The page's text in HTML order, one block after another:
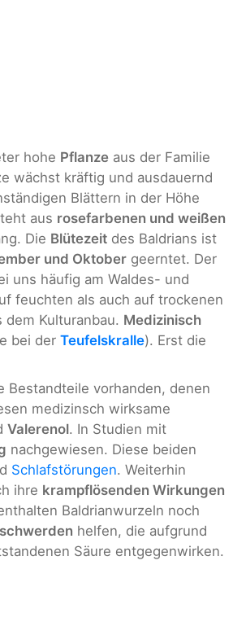
hohe Pflanze aus der Familie
wächst kräftig und ausdauernd
Blättern in der Höhe
aus rosefarbenen und weißen
Die Blütezeit des Baldrians ist
und Oktober geerntet. Der
uns häufig am Waldes- und
feuchten als auch auf trockenen
dem Kulturanbau. Medizinisch
bei der Teufelskralle). Erst die
Bestandteile vorhanden, denen
medizinsch wirksame
Valerenol. In Studien mit
nachgewiesen. Diese beiden
Schlafstörungen. Weiterhin
ihre krampflösenden Wirkungen
Baldrianwurzeln noch
helfen, die aufgrund
Säure entgegenwirken.